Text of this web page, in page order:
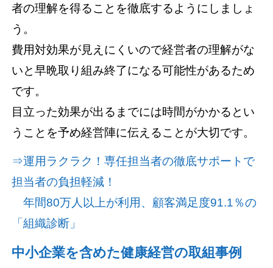
者の理解を得ることを徹底するようにしましょ
う。
費用対効果が見えにくいので経営者の理解がな
いと早晩取り組み終了になる可能性があるため
です。
目立った効果が出るまでには時間がかかるとい
うことを予め経営陣に伝えることが大切です。
⇒運用ラクラク！専任担当者の徹底サポートで
担当者の負担軽減！
年間80万人以上が利用、顧客満足度91.1％の
「組織診断」
中小企業を含めた健康経営の取組事例